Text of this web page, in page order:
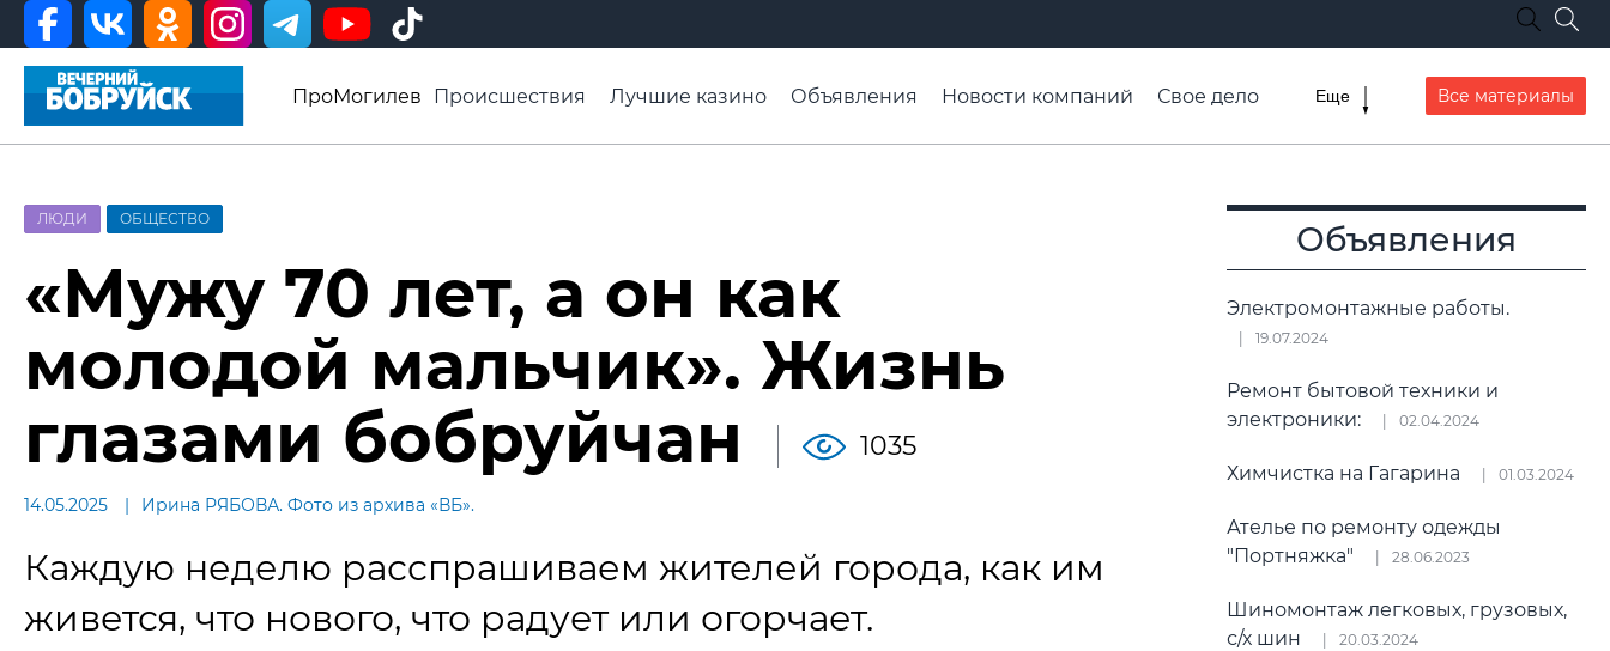
ПроМогилев Происшествия Лучшие казино Объявления Новости компаний
Свое дело
Видео ВБ
Еще Все материалы
ЛЮДИ ОБЩЕСТВО
«Мужу 70 лет, а он как
молодой мальчик». Жизнь
глазами бобруйчан
1035
14.05.2025 Ирина РЯБОВА. Фото из архива «ВБ».
Каждую неделю расспрашиваем жителей города, как им
живется, что нового, что радует или огорчает.
Объявления
Электромонтажные работы.
19.07.2024
Ремонт бытовой техники и
электроники:
02.04.2024
Химчистка на Гагарина 01.03.2024
Ателье по ремонту одежды
"Портняжка"
28.06.2023
Шиномонтаж легковых, грузовых,
с/х шин
20.03.2024